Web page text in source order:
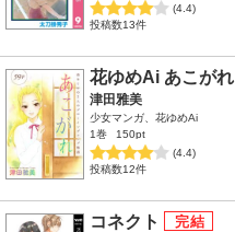
(4.4)
投稿数13件
花ゆめAi あこがれ
津田雅美
少女マンガ、花ゆめAi
1巻
150pt
(4.4)
投稿数12件
コネクト